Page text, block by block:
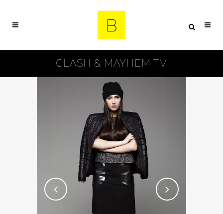
CLASH & MAYHEM TV